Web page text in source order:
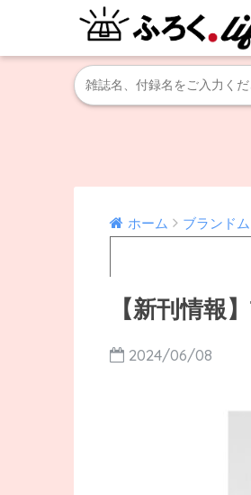
ホーム ブランド
【新刊情報
2024/06/08